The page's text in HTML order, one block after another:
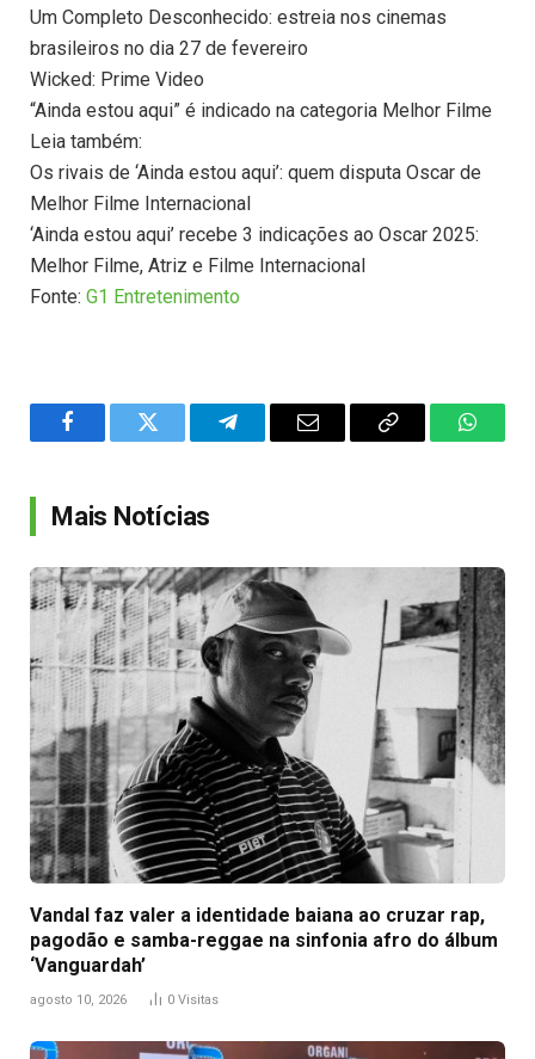
Um Completo Desconhecido: estreia nos cinemas
brasileiros no dia 27 de fevereiro
Wicked: Prime Video
“Ainda estou aqui” é indicado na categoria Melhor Filme
Leia também:
Os rivais de ‘Ainda estou aqui’: quem disputa Oscar de
Melhor Filme Internacional
‘Ainda estou aqui’ recebe 3 indicações ao Oscar 2025:
Melhor Filme, Atriz e Filme Internacional
Fonte: G1 Entretenimento
FacebookTwitter TelegramEmail
Copy
Mais Notícias
Vandal faz valer a identidade baiana ao cruzar rap,
pagodão e samba-reggae na sinfonia afro do álbum
‘Vanguardah’
agosto 10, 2026 0 Visitas